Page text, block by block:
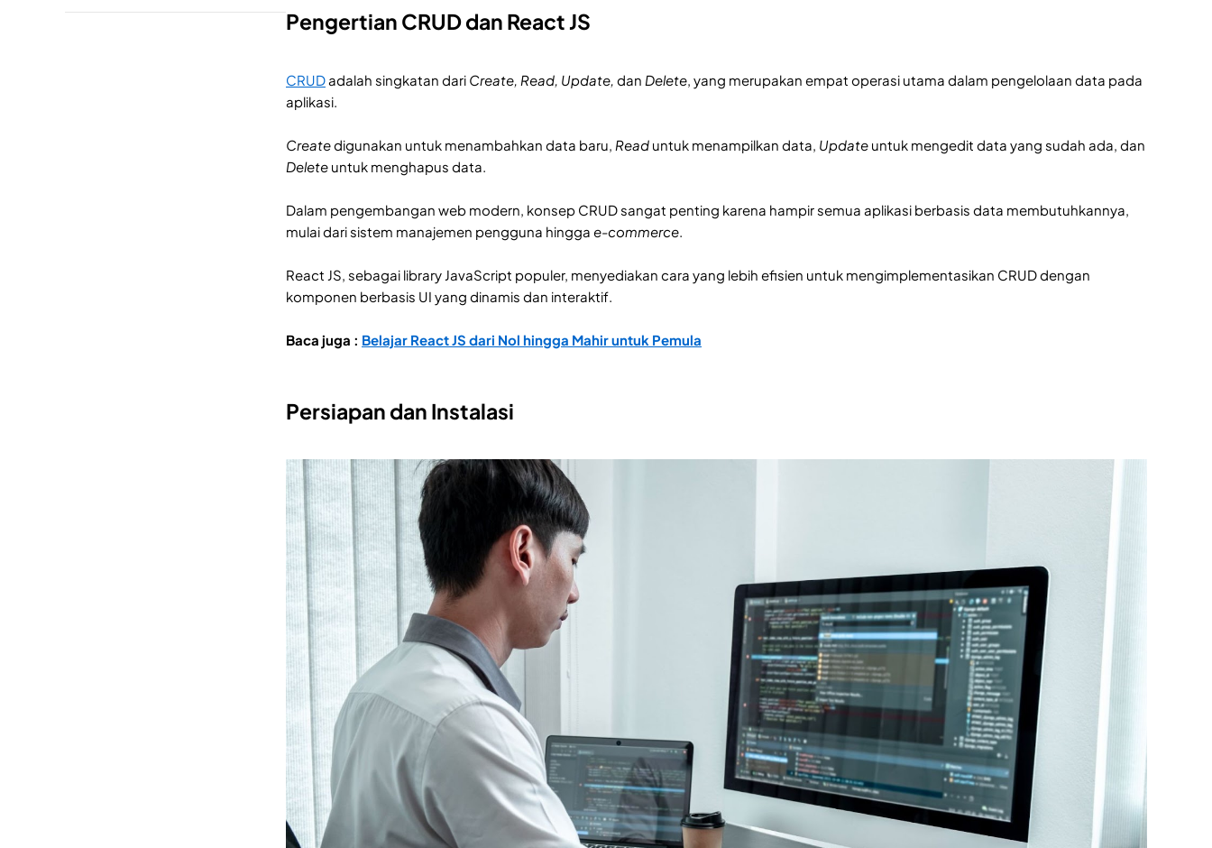
Pengertian CRUD dan React JS
CRUDadalah singkatan dari Create, Read, Update, dan Delete, yang merupakan empat operasi utama dalam pengelolaan data pada
aplikasi.
Createdigunakan untuk menambahkan data baru, Read untuk menampilkan data, Update untuk mengedit data yang sudah ada, dan
Delete untuk menghapus data.
Dalam pengembangan web modern, konsep CRUD sangat penting karena hampir semua aplikasi berbasis data membutuhkannya,
mulai dari sistem manajemen pengguna hingga e-commerce.
React JS, sebagai library JavaScript populer, menyediakan cara yang lebih efisien untuk mengimplementasikan CRUD dengan
komponen berbasis UI yang dinamis dan interaktif.
Baca juga : Belajar React JS dari Nol hingga Mahir untuk Pemula
Persiapan dan Instalasi